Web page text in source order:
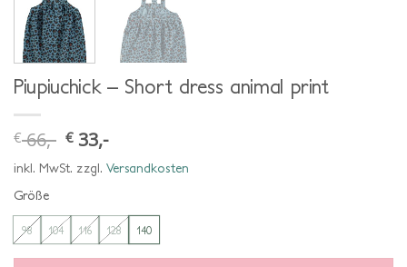
Piupiuchick – Short dress animal print
€66,- ursprünglicher
preis
war:
€ 66,-
€ 33,-aktueller
ist:
€ 33,-.
inkl. MwSt. zzgl. Versandkosten
Größe
98 104 116 128 140